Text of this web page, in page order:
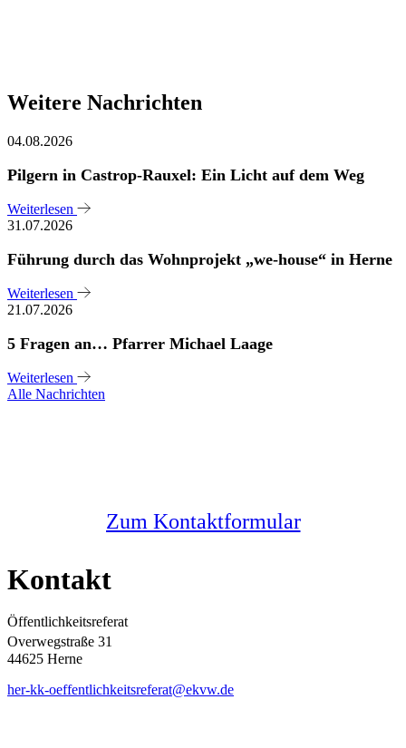
Weitere Nachrichten
04.08.2026
Pilgern in Castrop-Rauxel: Ein Licht auf dem Weg
Weiterlesen
31.07.2026
Führung durch das Wohnprojekt „we-house“ in Herne
Weiterlesen
21.07.2026
5 Fragen an… Pfarrer Michael Laage
Weiterlesen
Alle Nachrichten
Zum Kontaktformular
Kontakt
Öffentlichkeitsreferat
Overwegstraße 31
44625 Herne
her-kk-oeffentlichkeitsreferat@ekvw.de